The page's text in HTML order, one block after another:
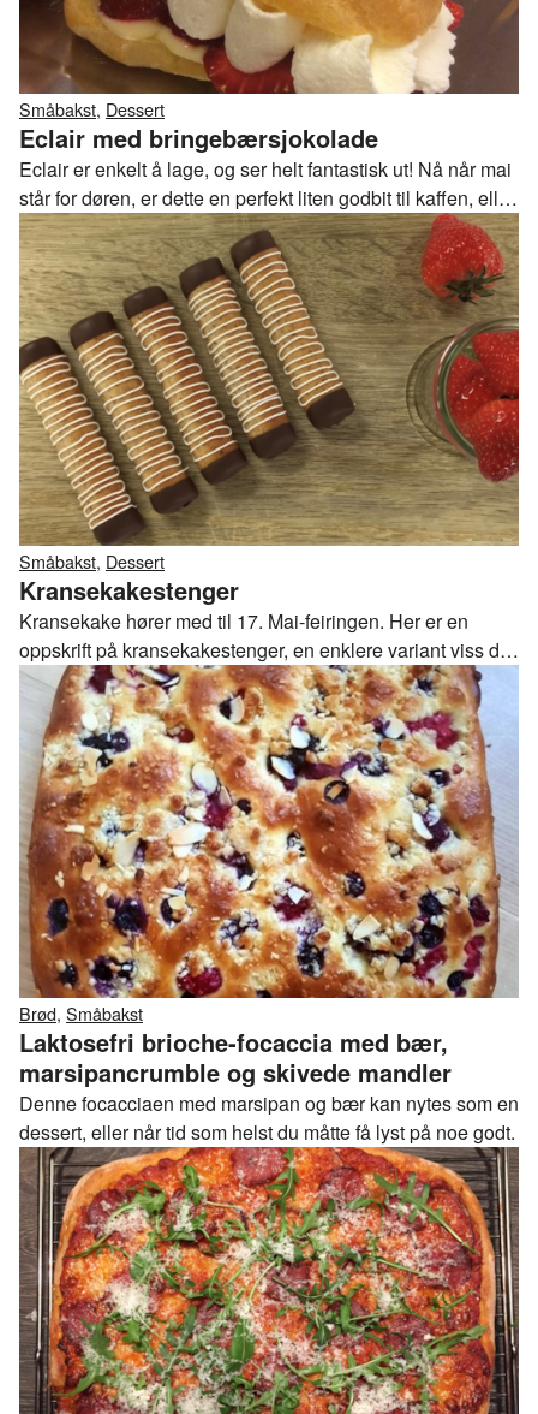
Småbakst, Dessert
Eclair med bringebærsjokolade
Eclair er enkelt å lage, og ser helt fantastisk ut! Nå når mai
står for døren, er dette en perfekt liten godbit til kaffen, eller
en fristende dessert for liten og stor!
Småbakst, Dessert
Kransekakestenger
Kransekake hører med til 17. Mai-feiringen. Her er en
oppskrift på kransekakestenger, en enklere variant viss du
ikke har tid til å lage en hel kransekake, eller om du vil ha
noen liggende rundt på kakefatet. Perfekt til å ha i fryseren
og ta ut når du får gjester.
Brød, Småbakst
Laktosefri brioche-focaccia med bær,
marsipancrumble og skivede mandler
Denne focacciaen med marsipan og bær kan nytes som en
dessert, eller når tid som helst du måtte få lyst på noe godt.